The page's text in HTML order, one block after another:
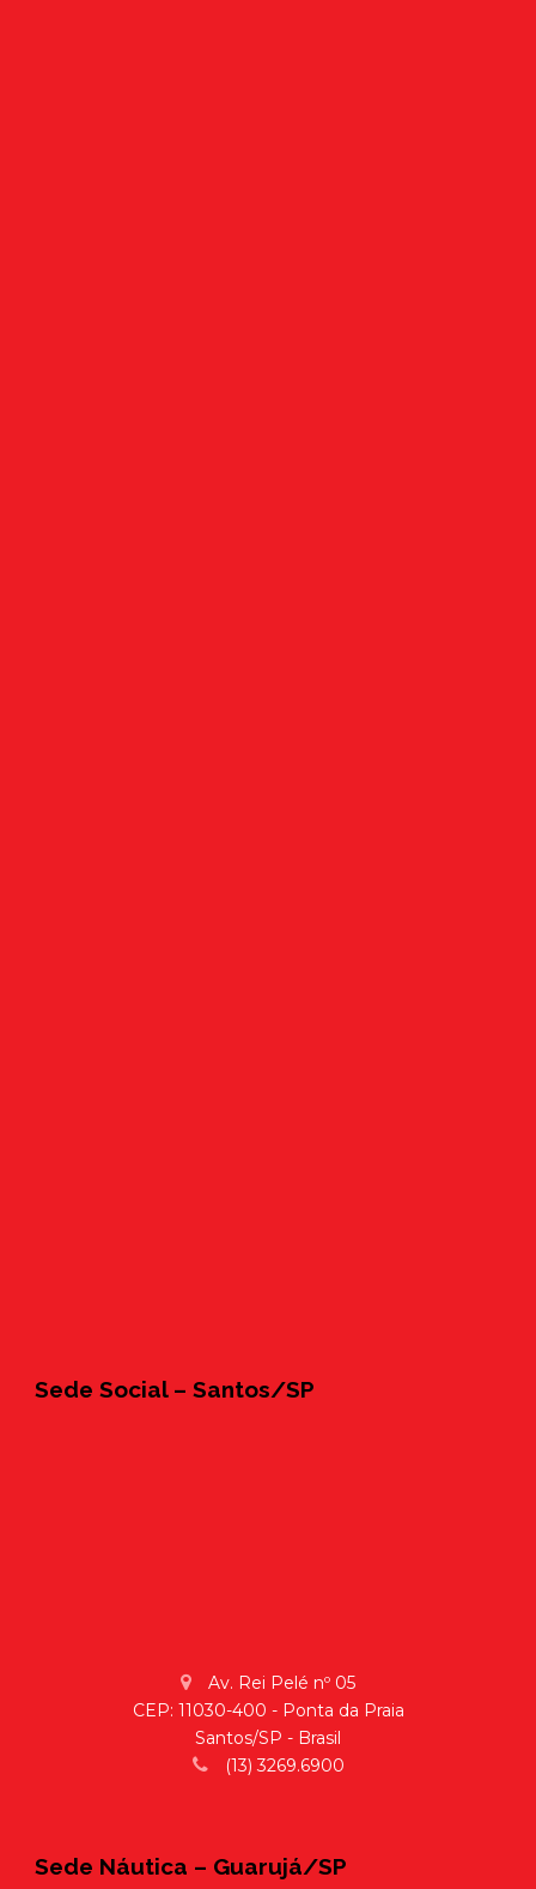
Sede Social – Santos/SP
Av. Rei Pelé nº 05
CEP: 11030-400 - Ponta da Praia
Santos/SP - Brasil
(13) 3269.6900
Sede Náutica – Guarujá/SP